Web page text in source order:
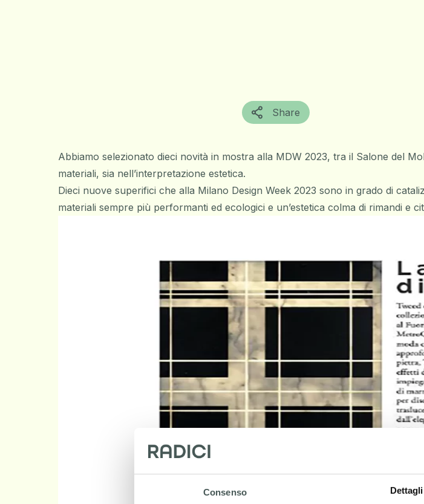
Consenso Dettagli
Share
Abbiamo selezionato dieci novità in mostra alla MDW 2023, tra il Salone del
materiali, sia nell’interpretazione estetica.
Dieci nuove superifici che alla Milano Design Week 2023 sono in grado di
materiali sempre più performanti ed ecologici e un’estetica colma di rimandi e